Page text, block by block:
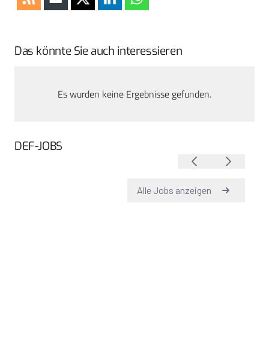
Das könnte Sie auch interessieren
Es wurden keine Ergebnisse gefunden.
DEF-JOBS